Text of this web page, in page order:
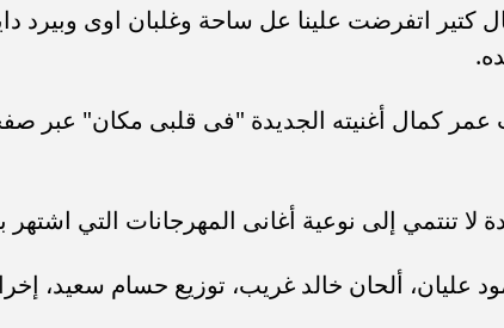
اتفرضت علينا عل ساحة وغلبان اوى وبيرد
كمال أغنيته الجديدة "فى قلبى مكان" عبر
لا تنتمي إلى نوعية أغانى المهرجانات التي اشتهر
عليان، ألحان خالد غريب، توزيع حسام سعيد،